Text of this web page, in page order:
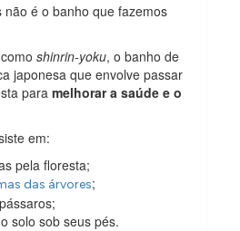
não é o banho que fazemos
shinrin-yoku, o banho de
japonesa que envolve passar
para melhorar a saúde e o
em:
pela floresta;
das árvores;
solo sob seus pés.